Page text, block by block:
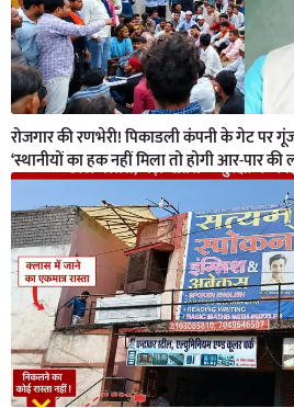
रोजगार की रणभेरी! पिकाडली कंपनी के गेट पर
‘स्थानीयों का हक नहीं मिला तो होगी आर-पार